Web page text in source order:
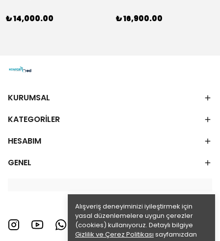
Alışveriş deneyiminizi iyileştirmek için
yasal düzenlemelere uygun çerezler
(cookies) kullanıyoruz. Detaylı bilgiye
Gizlilik ve Çerez Politikası sayfamızdan
₺ 14,000.00 ₺ 16,900.00
KURUMSAL
KATEGORİLER
HESABIM
GENEL